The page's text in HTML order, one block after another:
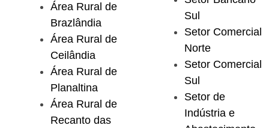
Área Rural de
Brazlândia
Área Rural de
Ceilândia
Área Rural de
Planaltina
Área Rural de
Recanto das
Sul
Setor Comercial
Norte
Setor Comercial
Sul
Setor de
Indústria e